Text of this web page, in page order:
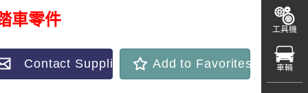
車零件
Contact Supplier Add to Favorites
工具機
車輛